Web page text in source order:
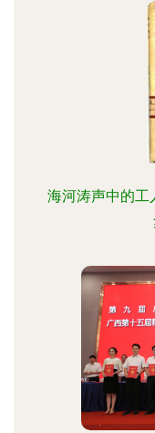
海河涛声中的